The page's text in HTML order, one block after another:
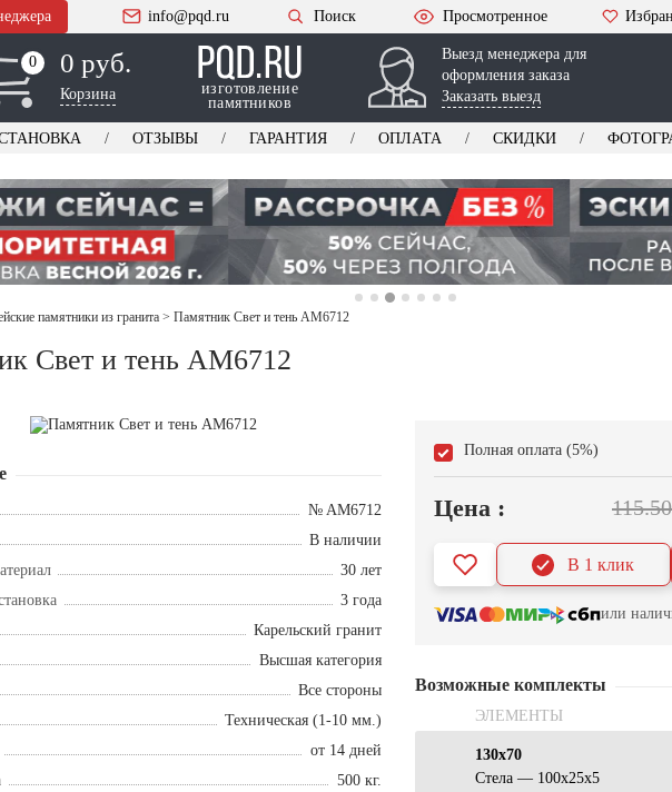
info@pqd.ru Поиск Просмотренное
0
0 0 руб.
Корзина
изготовление
памятников
Выезд менеджера для
оформления заказа
Заказать выезд
ОТЗЫВЫ ГАРАНТИЯ ОПЛАТА СКИДКИ
памятники из гранита > Памятник Свет и тень AM6712
Свет и тень AM6712
№ AM6712
В наличии
30 лет
3 года
Карельский гранит
Высшая категория
Все стороны
Техническая (1-10 мм.)
от 14 дней
500 кг.
Полная оплата (5%)
Цена :
В 1 клик
или
Возможные комплекты
ЭЛЕМЕНТЫ
130х70
Стела — 100x25x5